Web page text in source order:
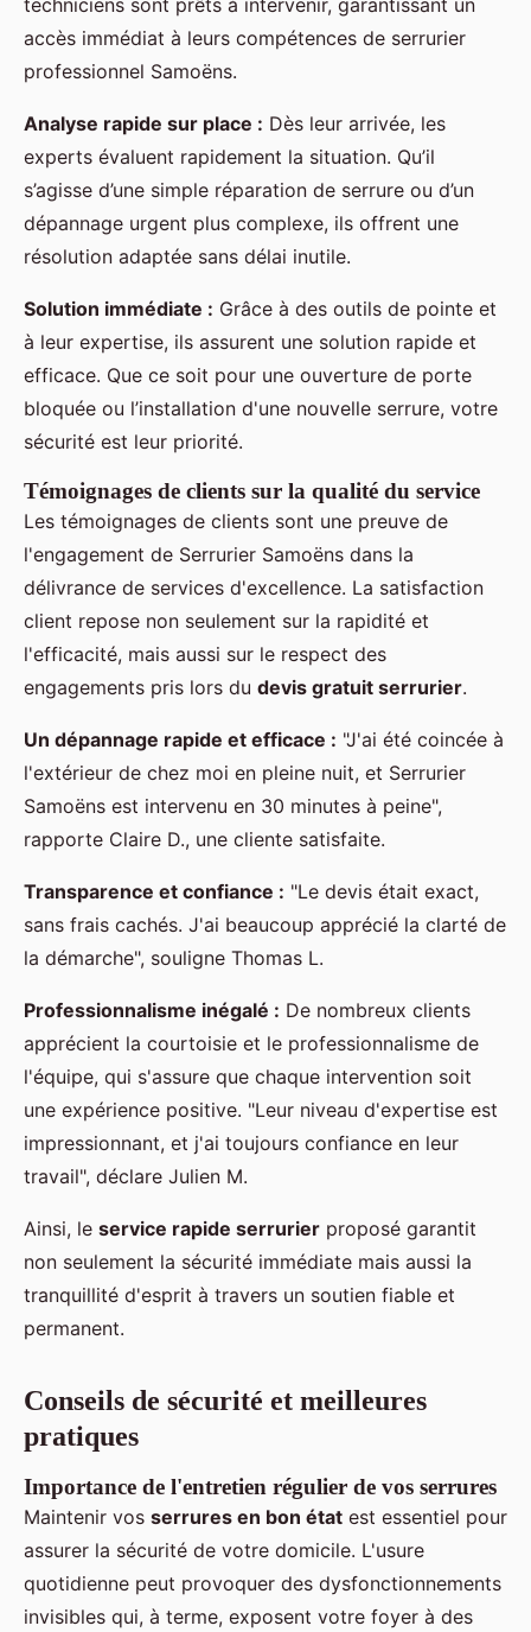
techniciens sont prêts à intervenir, garantissant un
accès immédiat à leurs compétences de serrurier
professionnel Samoëns.
Analyse rapide sur place : Dès leur arrivée, les
experts évaluent rapidement la situation. Qu’il
s’agisse d’une simple réparation de serrure ou d’un
dépannage urgent plus complexe, ils offrent une
résolution adaptée sans délai inutile.
Solution immédiate : Grâce à des outils de pointe et
à leur expertise, ils assurent une solution rapide et
efficace. Que ce soit pour une ouverture de porte
bloquée ou l’installation d'une nouvelle serrure, votre
sécurité est leur priorité.
Témoignages de clients sur la qualité du service
Les témoignages de clients sont une preuve de
l'engagement de Serrurier Samoëns dans la
délivrance de services d'excellence. La satisfaction
client repose non seulement sur la rapidité et
l'efficacité, mais aussi sur le respect des
engagements pris lors du devis gratuit serrurier.
Un dépannage rapide et efficace : "J'ai été coincée à
l'extérieur de chez moi en pleine nuit, et Serrurier
Samoëns est intervenu en 30 minutes à peine",
rapporte Claire D., une cliente satisfaite.
Transparence et confiance : "Le devis était exact,
sans frais cachés. J'ai beaucoup apprécié la clarté de
la démarche", souligne Thomas L.
Professionnalisme inégalé : De nombreux clients
apprécient la courtoisie et le professionnalisme de
l'équipe, qui s'assure que chaque intervention soit
une expérience positive. "Leur niveau d'expertise est
impressionnant, et j'ai toujours confiance en leur
travail", déclare Julien M.
Ainsi, le service rapide serrurier proposé garantit
non seulement la sécurité immédiate mais aussi la
tranquillité d'esprit à travers un soutien fiable et
permanent.
Conseils de sécurité et meilleures
pratiques
Importance de l'entretien régulier de vos serrures
Maintenir vos serrures en bon état est essentiel pour
assurer la sécurité de votre domicile. L'usure
quotidienne peut provoquer des dysfonctionnements
invisibles qui, à terme, exposent votre foyer à des